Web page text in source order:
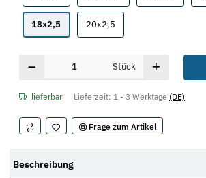
18x2,518x2,520x2,520x2,5
Stück
lieferbar Lieferzeit: 1 - 3 Werktage (DE)
Frage zum Artikel
Beschreibung